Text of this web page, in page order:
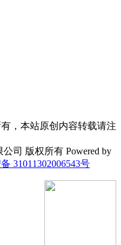
合作广场B座14层
部
纪检监察办公室电话：
，本站原创内容转载请注
司 版权所有 Powered by
31011302006543号